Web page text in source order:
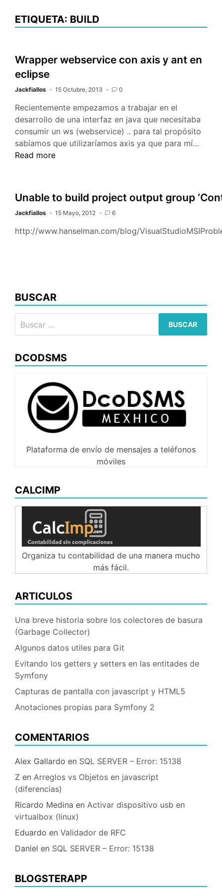
ETIQUETA: BUILD
Wrapper webservice con axis y ant en
eclipse
Jackfiallos 15 Octubre, 2013 0
Recientemente empezamos a trabajar en el
desarrollo de una interfaz en java que necesitaba
consumir un ws (webservice) .. para tal propósito
sabíamos que utilizaríamos axis ya que para mí…
ant
Read more
Unable to build project output group
Jackfiallos 15 Mayo, 2012 6
http://www.hanselman.com/blog/
BUSCAR
DCODSMS
Plataforma de envío de mensajes a teléfonos
móviles
CALCIMP
Organiza tu contabilidad de una manera mucho
más fácil.
ARTICULOS
Una breve historia sobre los colectores de basura
(Garbage Collector)
Algunos datos utiles para Git
Evitando los getters y setters en las entitades de
Symfony
Capturas de pantalla con javascript y HTML5
Anotaciones propias para Symfony 2
COMENTARIOS
Alex Gallardo en SQL SERVER – Error: 15138
Z en Arreglos vs Objetos en javascript
(diferencias)
Ricardo Medina en Activar dispositivo usb en
virtualbox (linux)
Eduardo en Validador de RFC
Daniel en SQL SERVER – Error: 15138
BLOGSTERAPP